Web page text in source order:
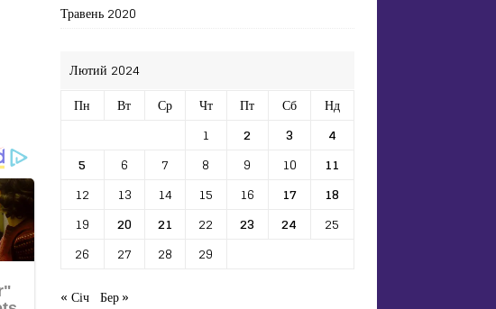
Травень 2020
Лютий 2024
Пн
Вт Ср Чт Пт Сб
Нд
1
2 3
4
5
6 7 8 9 10
11
12
13 14 15 16 17
18
19
20 21 22 23 24
25
26
27 28
29
« Січ Бер »